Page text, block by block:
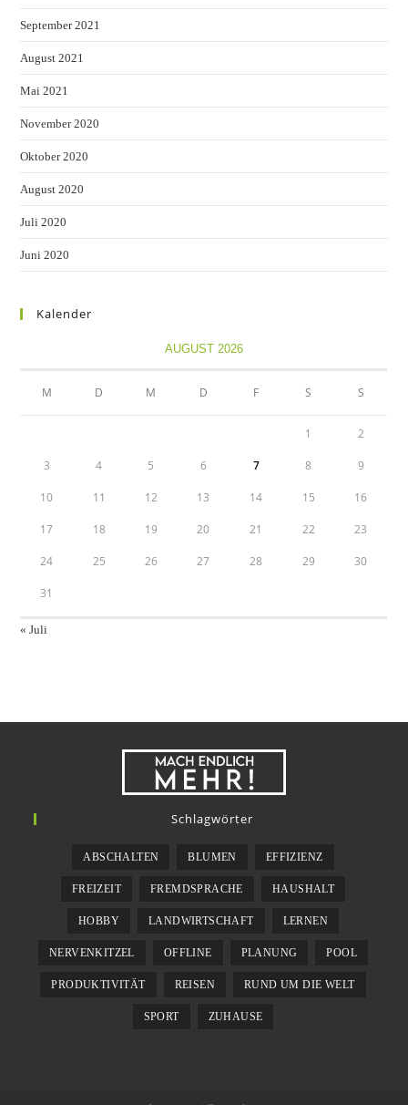
September 2021
August 2021
Mai 2021
November 2020
Oktober 2020
August 2020
Juli 2020
Juni 2020
Kalender
AUGUST 2026
M D M D F S S
1 2
3 4 5 6 7 8 9
10 11 12 13 14 15 16
17 18 19 20 21 22 23
24 25 26 27 28 29 30
31
« Juli
Schlagwörter
ABSCHALTEN BLUMEN EFFIZIENZ
FREIZEIT FREMDSPRACHE HAUSHALT
HOBBY LANDWIRTSCHAFT LERNEN
NERVENKITZEL OFFLINE PLANUNG POOL
PRODUKTIVITÄT REISEN RUND UM DIE WELT
SPORT ZUHAUSE